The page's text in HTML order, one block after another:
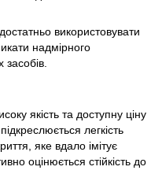
використовувати
надмірного
якість та доступну ціну
легкість
яке вдало імітує
оцінюється стійкість до